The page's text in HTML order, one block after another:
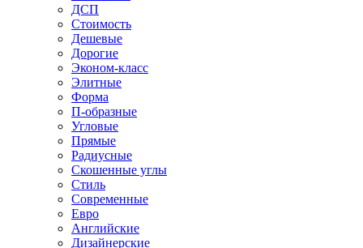
ДСП
Стоимость
Дешевые
Дорогие
Эконом-класс
Элитные
Форма
П-образные
Угловые
Прямые
Радиусные
Скошенные углы
Стиль
Современные
Евро
Английские
Дизайнерские